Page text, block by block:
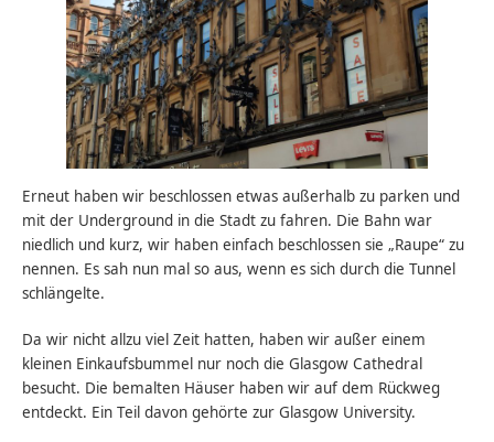
Erneut haben wir beschlossen etwas außerhalb zu parken und
mit der Underground in die Stadt zu fahren. Die Bahn war
niedlich und kurz, wir haben einfach beschlossen sie „Raupe“ zu
nennen. Es sah nun mal so aus, wenn es sich durch die Tunnel
schlängelte.
Da wir nicht allzu viel Zeit hatten, haben wir außer einem
kleinen Einkaufsbummel nur noch die Glasgow Cathedral
besucht. Die bemalten Häuser haben wir auf dem Rückweg
entdeckt. Ein Teil davon gehörte zur Glasgow University.